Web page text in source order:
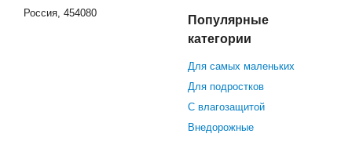
Россия, 454080
Популярные
категории
Для самых маленьких
Для подростков
С влагозащитой
Внедорожные